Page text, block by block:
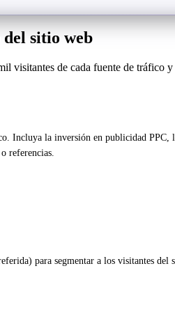
sitio web
visitantes de cada fuente de tráfico
Incluya la inversión en publicidad
referencias.
para segmentar a los visitantes